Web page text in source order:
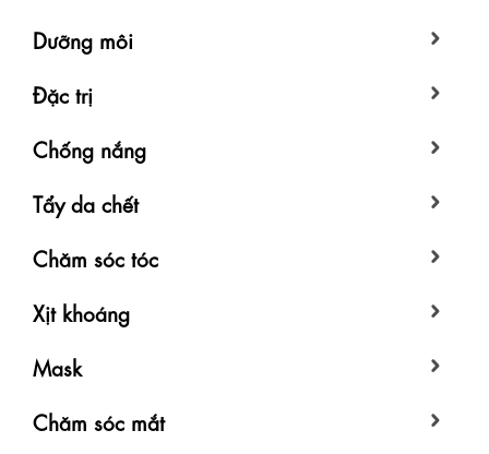
Dưỡng môi
Đặc trị
Chống nắng
Tẩy da chết
Chăm sóc tóc
Xịt khoáng
Mask
Chăm sóc mắt